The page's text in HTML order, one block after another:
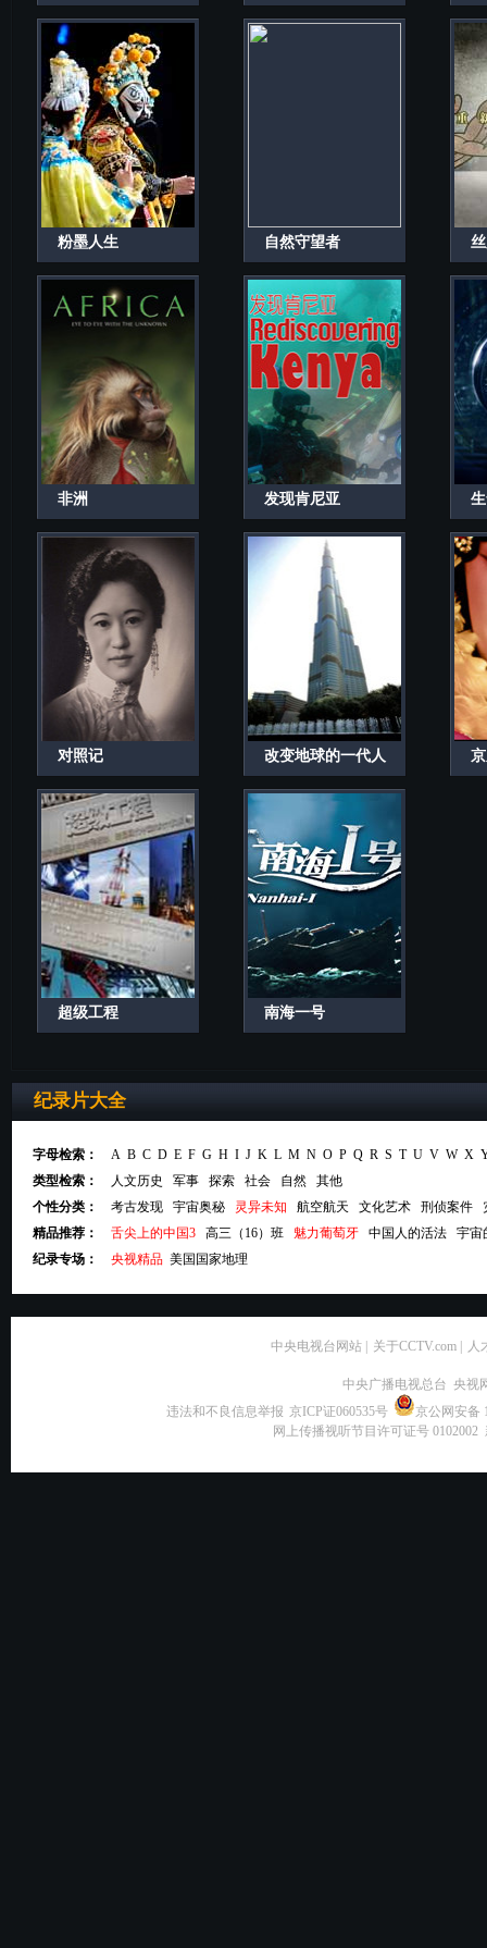
粉墨人生 自然守望者
非洲 发现肯尼亚
对照记 改变地球的一代人
超级工程 南海一号
纪录片大全
字母检索： A B C D E F G H I J K L M N O P Q R S T U V W X
类型检索：
人文历史 军事 探索 社会 自然
其他
个性分类：
考古发现 宇宙奥秘 灵异未知 航空航天 文化艺术 刑侦案件
精品推荐：
舌尖上的中国3 高三（16）班 魅力葡萄牙 中国人的活法
宇宙
纪录专场：
央视精品 美国国家地理
中央电视台网站 关于CCTV.com 人
中央广播电视总台 央视
违法和不良信息举报 京ICP证060535号
京公网安备
网上传播视听节目许可证号 0102002